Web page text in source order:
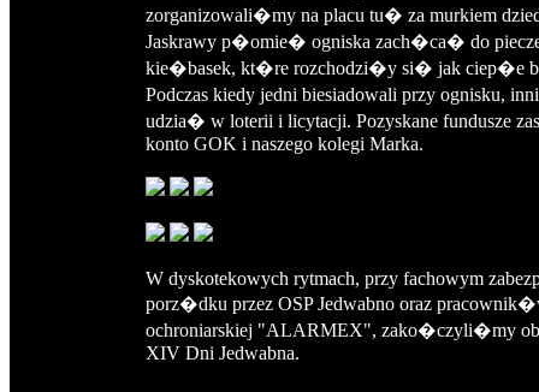
zorganizowali�my na placu tu� za murkiem
Jaskrawy p�omie� ogniska zach�ca� do
kie�basek, kt�re rozchodzi�y si� jak ciep�e
Podczas kiedy jedni biesiadowali przy ognisku,
udzia� w loterii i licytacji. Pozyskane fundusze
konto GOK i naszego kolegi Marka.
W dyskotekowych rytmach, przy fachowym
porz�dku przez OSP Jedwabno oraz
ochroniarskiej "ALARMEX", zako�czyli�my
XIV Dni Jedwabna.